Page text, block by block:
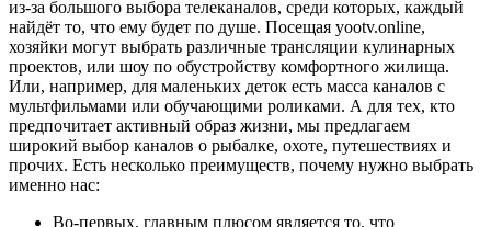
из-за большого выбора телеканалов, среди которых, каждый
найдёт то, что ему будет по душе. Посещая yootv.online,
хозяйки могут выбрать различные трансляции кулинарных
проектов, или шоу по обустройству комфортного жилища.
Или, например, для маленьких деток есть масса каналов с
мультфильмами или обучающими роликами. А для тех, кто
предпочитает активный образ жизни, мы предлагаем
широкий выбор каналов о рыбалке, охоте, путешествиях и
прочих. Есть несколько преимуществ, почему нужно выбрать
именно нас:
Во-первых, главным плюсом является то, что